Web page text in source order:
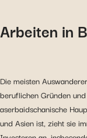
Arbeiten in
Die meisten
beruflichen Gründen
aserbaidschanische
und Asien ist, zieht sie